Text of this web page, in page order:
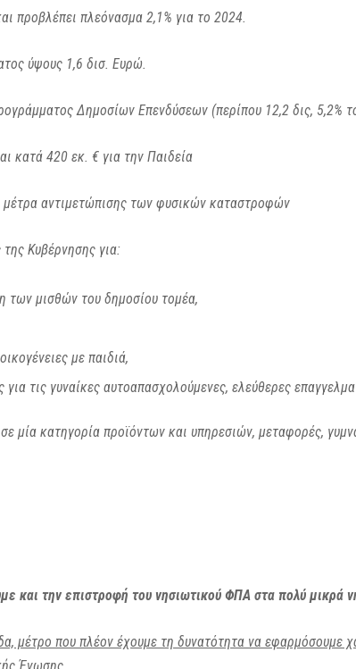
προβλέπει πλεόνασμα 2,1% για το 2024.
ύψους 1,6 δισ. Ευρώ.
Δημοσίων Επενδύσεων (περίπου 12,2 δις, 5,2%
κατά 420 εκ. € για την Παιδεία
αντιμετώπισης των φυσικών καταστροφών
Κυβέρνησης για:
των μισθών του δημοσίου τομέα,
με παιδιά,
τις γυναίκες αυτοαπασχολούμενες, ελεύθερες
μία κατηγορία προϊόντων και υπηρεσιών, μεταφορές,
και την επιστροφή του νησιωτικού ΦΠΑ στα πολύ μικρά
μέτρο που πλέον έχουμε τη δυνατότητα να εφαρμόσουμε